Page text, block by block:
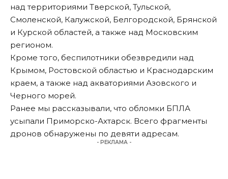
над территориями Тверской, Тульской,
Смоленской, Калужской, Белгородской, Брянской
и Курской областей, а также над Московским
регионом.
Кроме того, беспилотники обезвредили над
Крымом, Ростовской областью и Краснодарским
краем, а также над акваториями Азовского и
Черного морей.
Ранее мы рассказывали, что обломки БПЛА
усыпали Приморско-Ахтарск. Всего фрагменты
дронов обнаружены по девяти адресам.
- РЕКЛАМА -